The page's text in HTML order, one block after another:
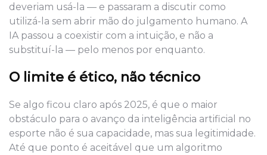
deveriam usá-la — e passaram a discutir como
utilizá-la sem abrir mão do julgamento humano. A
IA passou a coexistir com a intuição, e não a
substituí-la — pelo menos por enquanto.
O limite é ético, não técnico
Se algo ficou claro após 2025, é que o maior
obstáculo para o avanço da inteligência artificial no
esporte não é sua capacidade, mas sua legitimidade.
Até que ponto é aceitável que um algoritmo